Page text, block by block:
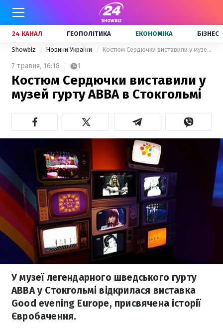
24 КАНАЛ ГЕОПОЛІТИКА ЕКОНОМІКА БІЗНЕС
Showbiz Новини України Костюм Сердючки виставили у музей гурту ABBA в Стокгольмі
7 травня, 16:18 1
Костюм Сердючки виставили у
музей гурту ABBA в Стокгольмі
У музеї легендарного шведського гурту
ABBA у Стокгольмі відкрилася виставка
Good evening Europe, присвячена історії
Євробачення.